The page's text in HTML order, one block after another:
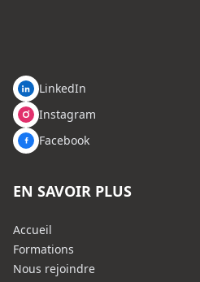
LinkedIn
Instagram
Facebook
EN SAVOIR PLUS
Accueil
Formations
Nous rejoindre